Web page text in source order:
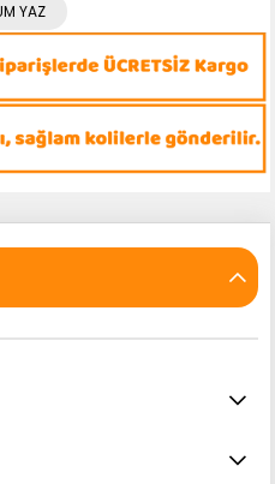
YAZ